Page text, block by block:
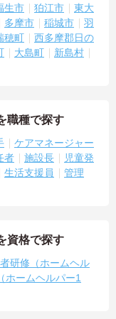
生市 狛江市
東大
多摩市 稲城市
羽
穂町
西多摩郡日の
大島町
新島村
職種で探す
ケアマネージャー
者 施設長
児童発
生活支援員
管理
資格で探す
研修（ホームヘル
ホームヘルパー1